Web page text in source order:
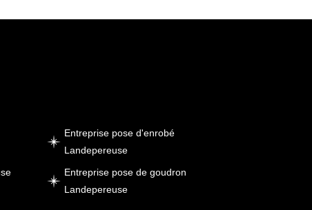
Entreprise pose d'enrobé
Landepereuse
Entreprise pose de goudron
Landepereuse